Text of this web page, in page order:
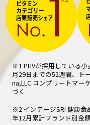
※1 PHVが採用している小
月29日までの52週間、ト
na,LLC コンプリートマー
づく
※2 インテージSRI 健康
年12月累計ブランド別金